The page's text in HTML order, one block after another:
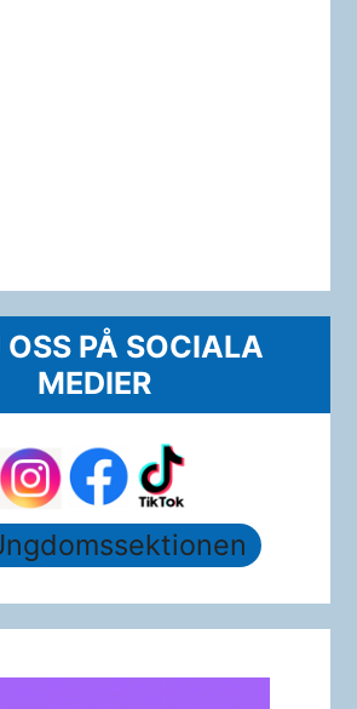
OSS PÅ SOCIALA
MEDIER